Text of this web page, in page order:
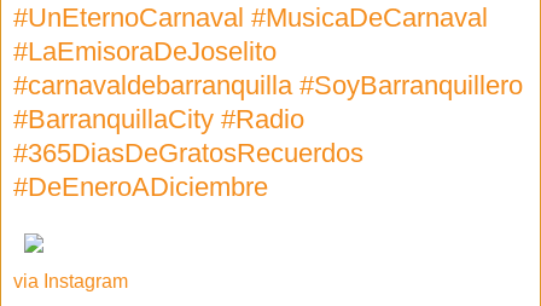
#UnEternoCarnaval #MusicaDeCarnaval
#LaEmisoraDeJoselito
#carnavaldebarranquilla #SoyBarranquillero
#BarranquillaCity #Radio
#365DiasDeGratosRecuerdos
#DeEneroADiciembre
via Instagram